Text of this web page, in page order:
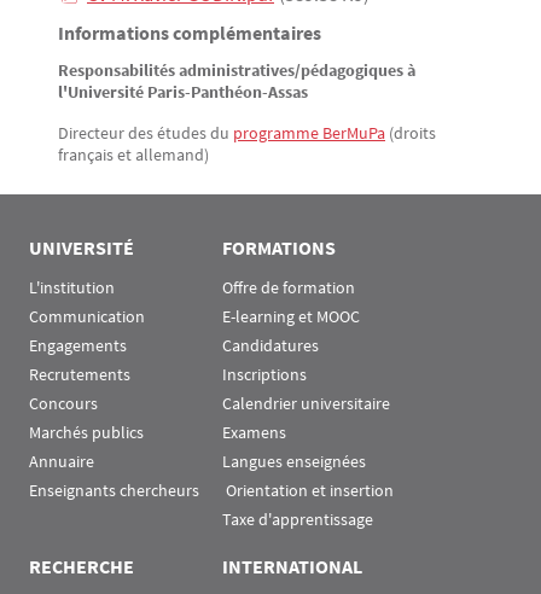
Informations complémentaires
Responsabilités administratives/pédagogiques à
l'Université Paris-Panthéon-Assas
Directeur des études du programme BerMuPa (droits
français et allemand)
UNIVERSITÉ
L'institution
Communication
Engagements
Recrutements
Concours
Marchés publics
Annuaire
Enseignants chercheurs
FORMATIONS
Offre de formation
E-learning et MOOC
Candidatures
Inscriptions
Calendrier universitaire
Examens
Langues enseignées
Orientation et insertion
Taxe d'apprentissage
RECHERCHE INTERNATIONAL